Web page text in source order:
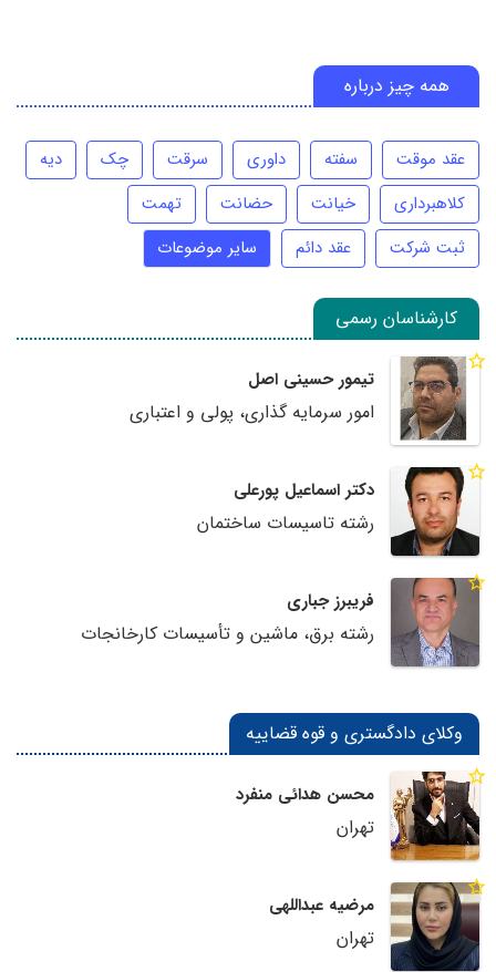
همه چیز درباره
عقد موقت سفته داوری سرقت چک
دیه
کلاهبرداری
خیانت حضانت
تهمت
ثبت شرکت
عقد دائم سایر موضوعات
کارشناسان رسمی
تیمور حسینی اصل
امور سرمایه گذاری، پولی و اعتباری
دکتر اسماعیل پورعلی
رشته تاسیسات ساختمان
فریبرز جباری
رشته برق، ماشین و تأسیسات کارخانجات
وکلای دادگستری و قوه قضاییه
محسن هدائی منفرد
تهران
مرضیه عبداللهی
تهران